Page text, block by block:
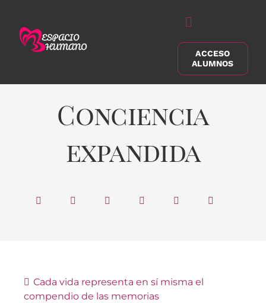
contenido
Alternar
navegación
Buscar:
ACCESO
ALUMNOS
Conciencia
expandida
Cada vida representa en sí misma el
compendio de las memorias